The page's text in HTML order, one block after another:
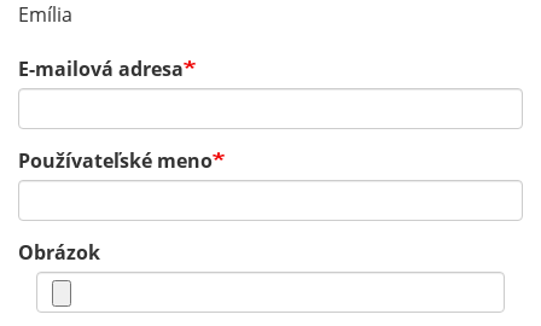
Emília
E-mailová adresa
Používateľské meno
Obrázok